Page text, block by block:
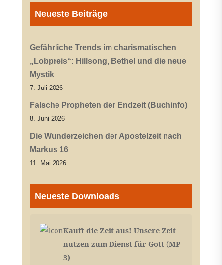
Neueste Beiträge
Gefährliche Trends im charismatischen
„Lobpreis“: Hillsong, Bethel und die neue
Mystik
7. Juli 2026
Falsche Propheten der Endzeit (Buchinfo)
8. Juni 2026
Die Wunderzeichen der Apostelzeit nach
Markus 16
11. Mai 2026
Neueste Downloads
Kauft die Zeit aus! Unsere Zeit
nutzen zum Dienst für Gott (MP
3)